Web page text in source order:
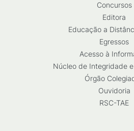
Concursos
Editora
Educação a
Egressos
Acesso à
Núcleo de Integridade
Órgão
Ouvidoria
RSC-TAE